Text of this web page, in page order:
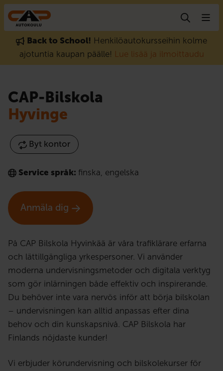
Gå till innehåll
Back to School! Henkilöautokursseihin kolme
ajotuntia kaupan päälle! Lue lisää ja ilmoittaudu
CAP-Bilskola
Hyvinge
Byt kontor
Service språk: finska engelska
Anmäla dig
På CAP Bilskola Hyvinkää är våra trafiklärare erfarna
och lättillgängliga yrkespersoner. Vi använder
moderna undervisningsmetoder och digitala verktyg
som gör inlärningen både effektiv och inspirerande.
Du behöver inte vara nervös inför att börja bilskolan
– undervisningen kan alltid anpassas efter dina
behov och din kunskapsnivå. CAP Bilskola har
Finlands nöjdaste kunder!
Vi erbjuder körundervisning och bilskolekurser för